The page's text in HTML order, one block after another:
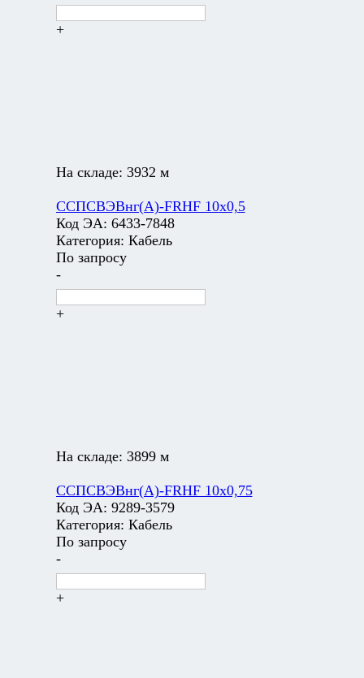
+
На складе: 3932 м
ССПСВЭВнг(А)-FRHF 10х0,5
Код ЭА: 6433-7848
Категория: Кабель
По запросу
-
+
На складе: 3899 м
ССПСВЭВнг(А)-FRHF 10х0,75
Код ЭА: 9289-3579
Категория: Кабель
По запросу
-
+